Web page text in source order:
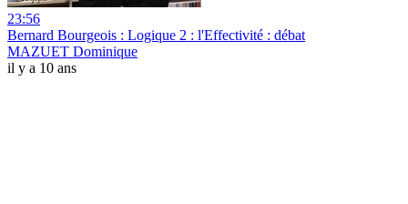
23:56
Bernard Bourgeois : Logique 2 : l'Effectivité : débat
MAZUET Dominique
il y a 10 ans